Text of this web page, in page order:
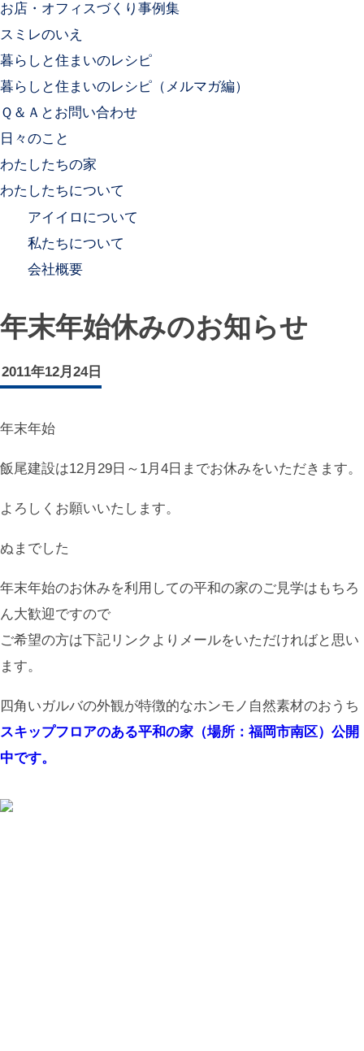
お店・オフィスづくり事例集
スミレのいえ
暮らしと住まいのレシピ
暮らしと住まいのレシピ（メルマガ編）
Ｑ＆Ａとお問い合わせ
日々のこと
わたしたちの家
わたしたちについて
アイイロについて
私たちについて
会社概要
年末年始休みのお知らせ
2011年12月24日
年末年始
飯尾建設は12月29日～1月4日までお休みをいただきます。
よろしくお願いいたします。
ぬまでした
年末年始のお休みを利用しての平和の家のご見学はもちろ
ん大歓迎ですので
ご希望の方は下記リンクよりメールをいただければと思い
ます。
四角いガルバの外観が特徴的なホンモノ自然素材のおうち
スキップフロアのある平和の家（場所：福岡市南区）公開
中です。